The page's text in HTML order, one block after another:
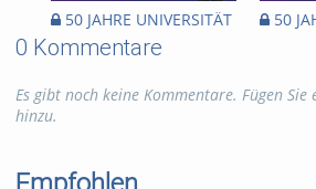
50 JAHRE UNIVERSITÄT
PADERBORN EINE
HOCHSCHULE IN DER
50
0 Kommentare
Es gibt noch keine Kommentare. Fügen
hinzu.